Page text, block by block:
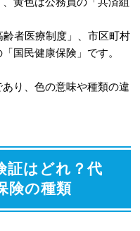
の種類は「保険
険者番号」を見
行の保険証廃止
者医療制度」、市区町村
国民健康保険」です。
り、色の意味や種類の違
証はどれ？代
険の種類